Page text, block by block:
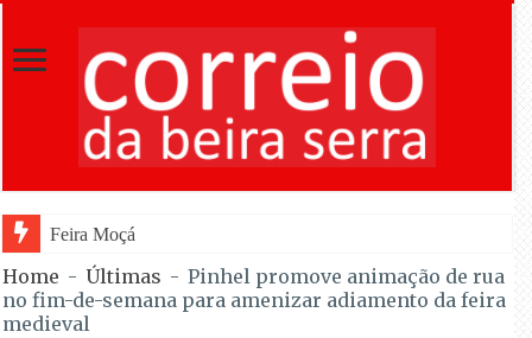
Feira Moçárabe faz recuar Lourosa ao sécul
Home - Últimas - Pinhel promove animação de rua
no fim-de-semana para amenizar adiamento da feira
medieval